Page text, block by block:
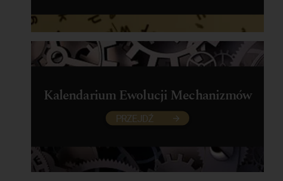
Kalendarium Ewolucji Mechanizmów
PRZEJDŹ